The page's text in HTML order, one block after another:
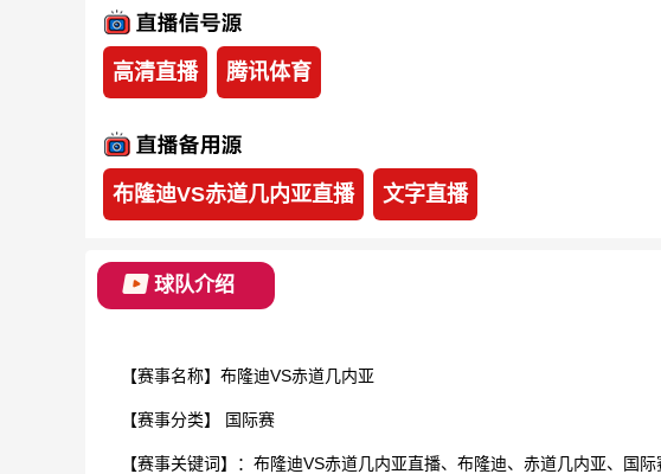
高清直播 腾讯体育
布隆迪VS赤道几内亚直播 文字直播
球队介绍
【赛事名称】布隆迪VS赤道几内亚
【赛事分类】 国际赛
【赛事关键词】：布隆迪VS赤道几内亚直播、布隆迪、赤道几内亚、国际